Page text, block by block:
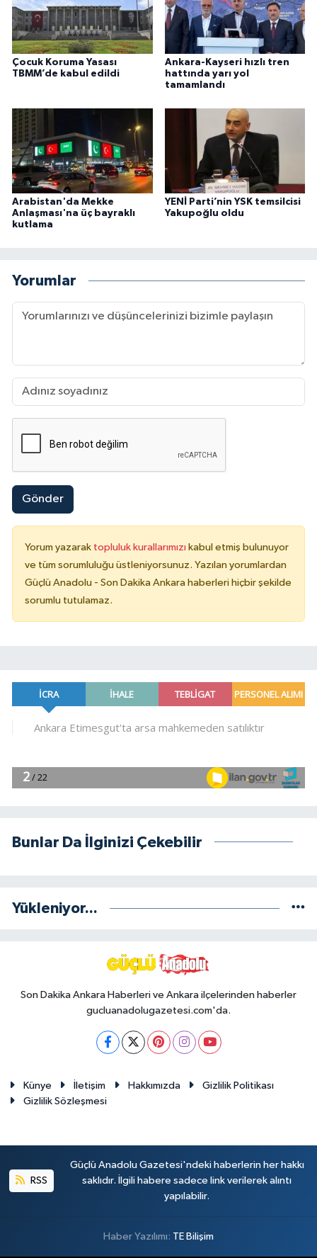
Çocuk Koruma Yasası
TBMM’de kabul edildi
Ankara-Kayseri hızlı tren
hattında yarı yol
tamamlandı
Arabistan'da Mekke
Anlaşması'na üç bayraklı
kutlama
YENİ Parti’nin YSK temsilcisi
Yakupoğlu oldu
Yorumlar
Gönder
Yorum yazarak topluluk kurallarımızı kabul etmiş bulunuyor
ve tüm sorumluluğu üstleniyorsunuz. Yazılan yorumlardan
Güçlü Anadolu - Son Dakika Ankara haberleri hiçbir şekilde
sorumlu tutulamaz.
Bunlar Da İlginizi Çekebilir
Yükleniyor...
Son Dakika Ankara Haberleri ve Ankara ilçelerinden haberler
gucluanadolugazetesi.com'da.
Künye İletişim Hakkımızda
Gizlilik Politikası
Gizlilik Sözleşmesi
RSS
Güçlü Anadolu Gazetesi'ndeki haberlerin her hakkı
saklıdır. İlgili habere sadece link verilerek alıntı
yapılabilir.
Haber Yazılımı: TE Bilişim